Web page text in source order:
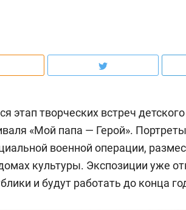
этап творческих встреч детского
«Мой папа — Герой».
военной операции,
культуры. Экспозиции уже
и будут работать до конца